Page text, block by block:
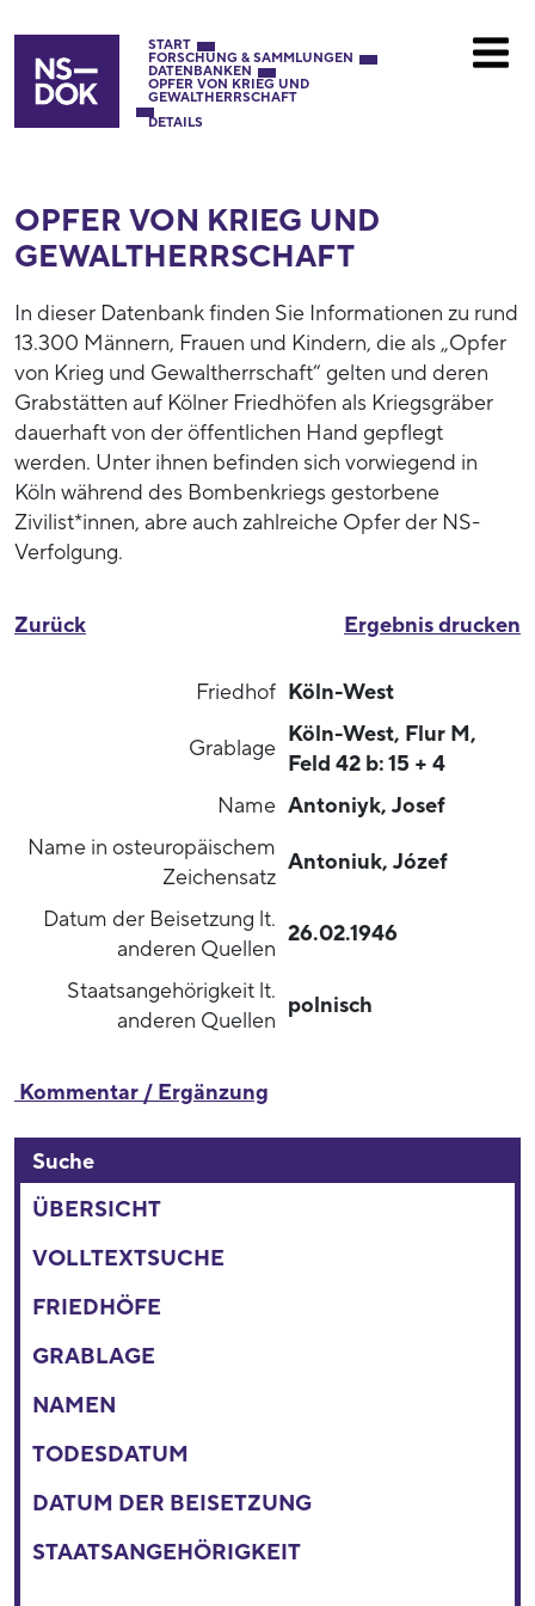
START
FORSCHUNG & SAMMLUNGEN
DATENBANKEN
OPFER VON KRIEG UND
GEWALTHERRSCHAFT
DETAILS
OPFER VON KRIEG UND
GEWALTHERRSCHAFT
In dieser Datenbank finden Sie Informationen zu rund
13.300 Männern, Frauen und Kindern, die als „Opfer
von Krieg und Gewaltherrschaft“ gelten und deren
Grabstätten auf Kölner Friedhöfen als Kriegsgräber
dauerhaft von der öffentlichen Hand gepflegt
werden. Unter ihnen befinden sich vorwiegend in
Köln während des Bombenkriegs gestorbene
Zivilist*innen, abre auch zahlreiche Opfer der NS-
Verfolgung.
Ergebnis drucken
Zurück
Friedhof Köln-West
Grablage
Köln-West, Flur M,
Feld 42 b: 15 + 4
Name Antoniyk, Josef
Name in osteuropäischem
Zeichensatz
Antoniuk, Józef
Datum der Beisetzung lt.
anderen Quellen
26.02.1946
Staatsangehörigkeit lt.
anderen Quellen
polnisch
Kommentar / Ergänzung
Suche
ÜBERSICHT
VOLLTEXTSUCHE
FRIEDHÖFE
GRABLAGE
NAMEN
TODESDATUM
DATUM DER BEISETZUNG
STAATSANGEHÖRIGKEIT